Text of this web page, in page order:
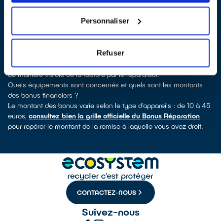
Personnaliser
Refuser
verrez pour quels types d’appareils ce professionnel a obtenu le
informatique, outils électriques : à chaque famille d’appareils son
réparateur spécialisé et labellisé QualiRépar.
Comment bénéficier du Bonus Réparation à Wattignies ?
Le Bonus Réparation est en vigueur chez tous les réparateurs
ayant obtenu le label QualiRépar. Il est déduit instantanément et
de manière visible de la facture par le réparateur.
Quels équipements sont concernés et quels sont les montants
des bonus financiers ?
Le montant des bonus varie selon le type d’appareils : de 10 à 45
euros, consultez bien la grille officielle du Bonus Réparation
pour repérer le montant de la remise à laquelle vous avez droit.
CONTACTEZ-NOUS
Suivez-nous